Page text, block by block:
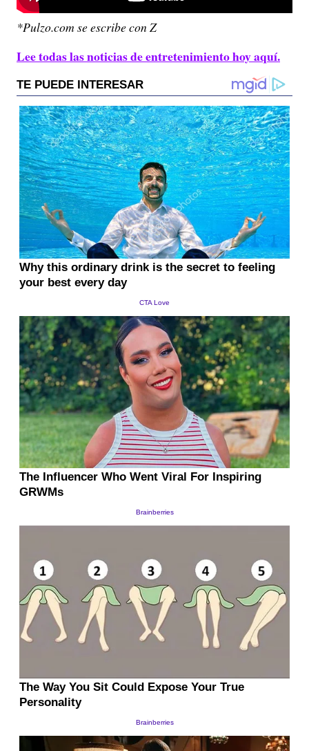
*Pulzo.com se escribe con Z
Lee todas las noticias de entretenimiento hoy aquí.